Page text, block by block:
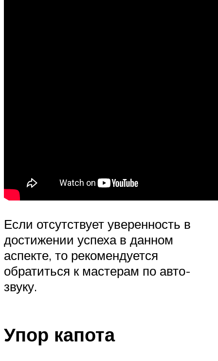
Если отсутствует уверенность в
достижении успеха в данном
аспекте, то рекомендуется
обратиться к мастерам по авто-
звуку.
Упор капота